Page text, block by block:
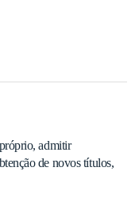
admitir
de novos títulos,